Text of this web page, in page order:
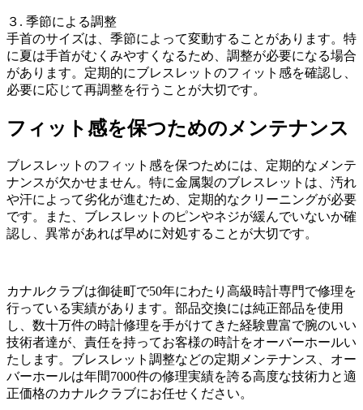
３. 季節による調整
手首のサイズは、季節によって変動することがあります。特
に夏は手首がむくみやすくなるため、調整が必要になる場合
があります。定期的にブレスレットのフィット感を確認し、
必要に応じて再調整を行うことが大切です。
フィット感を保つためのメンテナンス
ブレスレットのフィット感を保つためには、定期的なメンテ
ナンスが欠かせません。特に金属製のブレスレットは、汚れ
や汗によって劣化が進むため、定期的なクリーニングが必要
です。また、ブレスレットのピンやネジが緩んでいないか確
認し、異常があれば早めに対処することが大切です。
カナルクラブは御徒町で50年にわたり高級時計専門で修理を
行っている実績があります。部品交換には純正部品を使用
し、数十万件の時計修理を手がけてきた経験豊富で腕のいい
技術者達が、責任を持ってお客様の時計をオーバーホールい
たします。ブレスレット調整などの定期メンテナンス、オー
バーホールは年間7000件の修理実績を誇る高度な技術力と適
正価格のカナルクラブにお任せください。